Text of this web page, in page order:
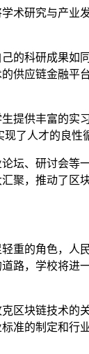
术研究与产
的科研成果
供应链金融
供丰富的实
了人才的良性
坛、研讨会
聚，推动了区
重的角色，
路，学校将
区块链技术
准的制定和